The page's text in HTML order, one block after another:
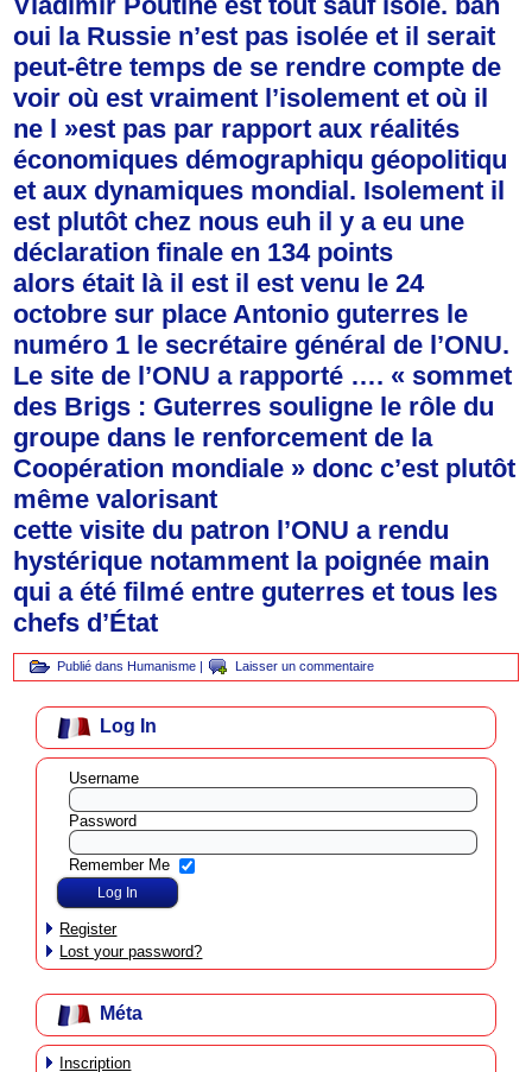
oui la Russie n’est pas isolée et il serait
peut-être temps de se rendre compte de
voir où est vraiment l’isolement et où il
ne l »est pas par rapport aux réalités
économiques démographiqu géopolitiqu
et aux dynamiques mondial. Isolement il
est plutôt chez nous euh il y a eu une
déclaration finale en 134 points
alors était là il est il est venu le 24
octobre sur place Antonio guterres le
numéro 1 le secrétaire général de l’ONU.
Le site de l’ONU a rapporté …. « sommet
des Brigs : Guterres souligne le rôle du
groupe dans le renforcement de la
Coopération mondiale » donc c’est plutôt
même valorisant
cette visite du patron l’ONU a rendu
hystérique notamment la poignée main
qui a été filmé entre guterres et tous les
chefs d’État
Publié dans Humanisme | Laisser un commentaire
Log In
Username
Password
Remember Me
Register
Lost your password?
Méta
Inscription